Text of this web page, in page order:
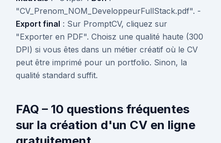
"CV_Prenom_NOM_DeveloppeurFullStack.pdf". -
Export final : Sur PromptCV, cliquez sur
"Exporter en PDF". Choisz une qualité haute (300
DPI) si vous êtes dans un métier créatif où le CV
peut être imprimé pour un portfolio. Sinon, la
qualité standard suffit.
FAQ – 10 questions fréquentes
sur la création d'un CV en ligne